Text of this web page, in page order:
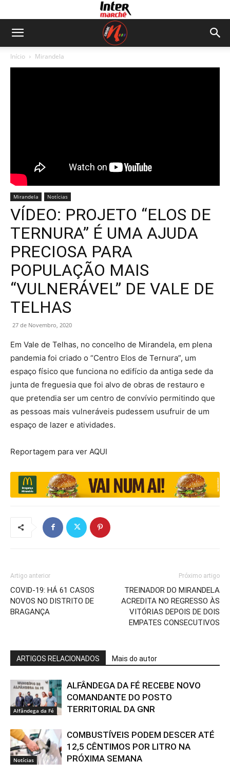
Início Mirandela
Mirandela Notícias
VÍDEO: PROJETO “ELOS DE
TERNURA” É UMA AJUDA
PRECIOSA PARA
POPULAÇÃO MAIS
“VULNERÁVEL” DE VALE DE
TELHAS
27 de Novembro, 2020
Em Vale de Telhas, no concelho de Mirandela, em plena
pandemia foi criado o “Centro Elos de Ternura”, um
espaço físico que funciona no edifício da antiga sede da
junta de freguesia que foi alvo de obras de restauro e
que pretendia ser um centro de convívio permitindo que
as pessoas mais vulneráveis pudessem usufruir de um
espaço de lazer e atividades.
Reportagem para ver AQUI
Artigo anterior
COVID-19: HÁ 61 CASOS
NOVOS NO DISTRITO DE
BRAGANÇA
Próximo artigo
TREINADOR DO MIRANDELA
ACREDITA NO REGRESSO ÀS
VITÓRIAS DEPOIS DE DOIS
EMPATES CONSECUTIVOS
ARTIGOS RELACIONADOS Mais do autor
Alfândega da Fé
ALFÂNDEGA DA FÉ RECEBE NOVO
COMANDANTE DO POSTO
TERRITORIAL DA GNR
Notícias
COMBUSTÍVEIS PODEM DESCER ATÉ
12,5 CÊNTIMOS POR LITRO NA
PRÓXIMA SEMANA